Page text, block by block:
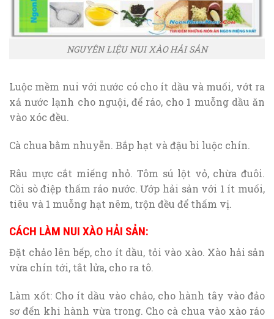
NGUYÊN LIỆU NUI XÀO HẢI SẢN
Luộc mềm nui với nước có cho ít dầu và muối, vớt ra
xả nước lạnh cho nguội, để ráo, cho 1 muỗng dầu ăn
vào xóc đều.
Cà chua bằm nhuyễn. Bắp hạt và đậu bi luộc chín.
Râu mực cắt miếng nhỏ. Tôm sú lột vỏ, chừa đuôi.
Cồi sò điệp thấm ráo nước. Ướp hải sản với 1 ít muối,
tiêu và 1 muỗng hạt nêm, trộn đều để thấm vị.
CÁCH LÀM NUI XÀO HẢI SẢN:
Đặt chảo lên bếp, cho ít dầu, tỏi vào xào. Xào hải sản
vừa chín tới, tắt lửa, cho ra tô.
Làm xốt: Cho ít dầu vào chảo, cho hành tây vào đảo
sơ đến khi hành vừa trong. Cho cà chua vào xào ráo